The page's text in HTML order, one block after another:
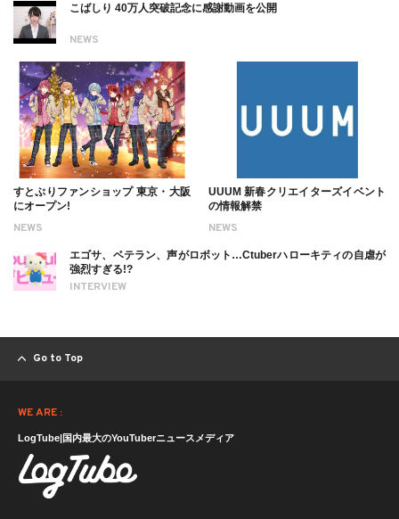
NEWS
こばしり 40万人突破記念に感謝動画を公開
NEWS
すとぷりファンショップ 東京・大阪
にオープン!
NEWS
UUUM 新春クリエイターズイベント
の情報解禁
INTERVIEW
エゴサ、ベテラン、声がロボット…Ctuberハローキティの自虐が
強烈すぎる!?
Go to Top
WE ARE :
LogTube|国内最大のYouTuberニュースメディア